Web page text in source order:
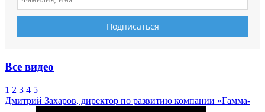
Все видео
1 2 3 4 5
Дмитрий Захаров, директор по развитию компании «Гамма-